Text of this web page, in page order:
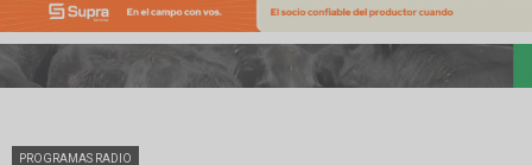
PROGRAMAS RADIO